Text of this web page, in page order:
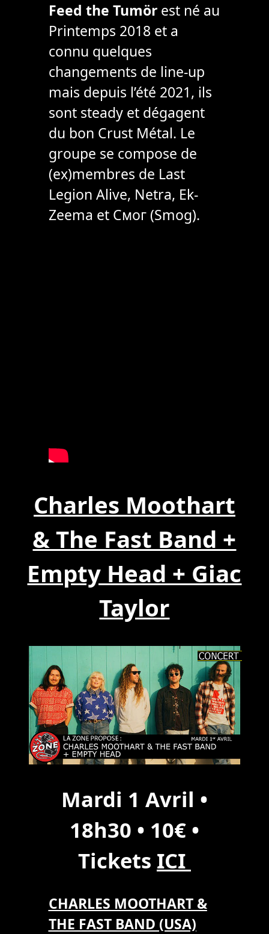
Feed the Tumörest né au
Printemps 2018 et a
connu quelques
changements de line-up
mais depuis l’été 2021, ils
sont steady et dégagent
du bon Crust Métal. Le
groupe se compose de
(ex)membres de Last
Legion Alive, Netra, Ek-
Zeema et Смог (Smog).
Charles Moothart
& The Fast Band +
Empty Head + Giac
Taylor
Mardi 1 Avril •
18h30 • 10€ •
Tickets ICI
CHARLES MOOTHART &
THE FAST BAND (USA)